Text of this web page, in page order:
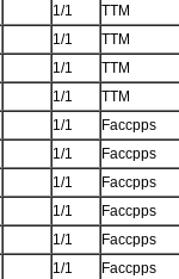
1/1 TTM
1/1 TTM
1/1 TTM
1/1 TTM
1/1 Faccpps
1/1 Faccpps
1/1 Faccpps
1/1 Faccpps
1/1 Faccpps
1/1 Faccpps